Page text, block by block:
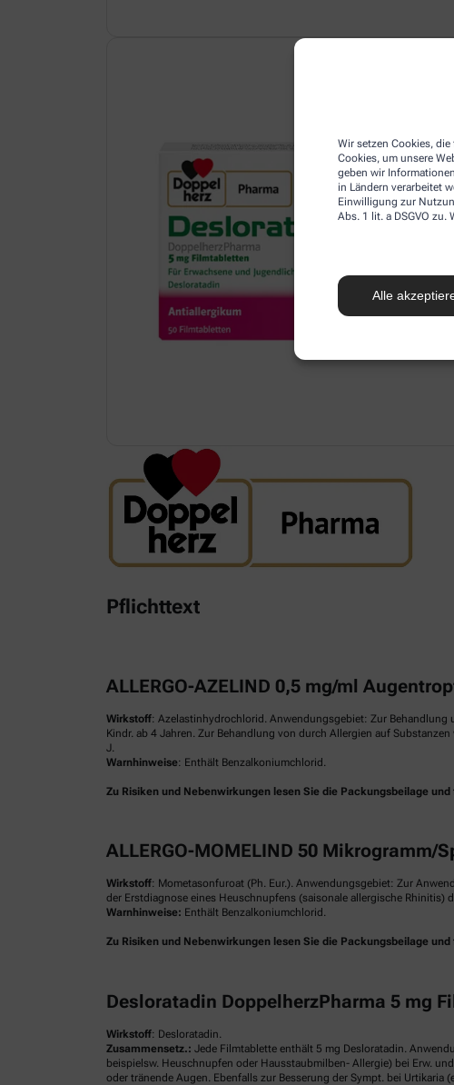
Wir setzen Cookies,
Cookies, um unsere
geben wir
in Ländern verarbeitet
Einwilligung zur
Abs. 1 lit. a DSGVO zu.
Alle
Pflichttext
ALLERGO-AZELIND 0,5 mg/ml
Wirkstoff: Azelastinhydrochlorid. Anwendungsgebiet: Zur Behandlung
Kindr. ab 4 Jahren. Zur Behandlung von durch Allergien auf
J.
Warnhinweise: Enthält Benzalkoniumchlorid.
Zu Risiken und Nebenwirkungen lesen Sie die Packungsbeilage
ALLERGO-MOMELIND 50
Wirkstoff: Mometasonfuroat (Ph. Eur.). Anwendungsgebiet: Zur
der Erstdiagnose eines Heuschnupfens (saisonale allergische Rhinitis)
Warnhinweise: Enthält Benzalkoniumchlorid.
Zu Risiken und Nebenwirkungen lesen Sie die Packungsbeilage
Desloratadin DoppelherzPharma 5 mg
Wirkstoff: Desloratadin.
Zusammensetz.: Jede Filmtablette enthält 5 mg Desloratadin.
beispielsw. Heuschnupfen oder Hausstaubmilben- Allergie) bei Erw.
oder tränende Augen. Ebenfalls zur Besserung der Sympt. bei